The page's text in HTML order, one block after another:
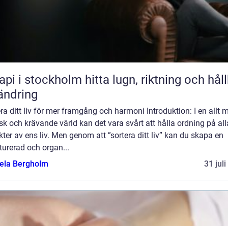
hitta lugn, riktning och hållbar
ditt liv för mer framgång och harmoni Introduktion: I en allt
och krävande värld kan det vara svårt att hålla ordning på
av ens liv. Men genom att ”sortera ditt liv” kan du skapa en
och organ...
Bergholm
31 juli